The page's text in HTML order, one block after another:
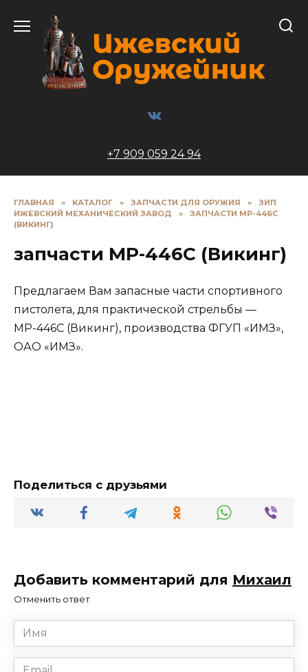
содержанию
+7 909 059 24 94
ГЛАВНАЯ » КАТАЛОГ » ЗАПЧАСТИ ДЛЯ ОРУЖИЯ »
ЗИП
ИЖЕВСКИЙ МЕХАНИЧЕСКИЙ ЗАВОД
»
ЗАПЧАСТИ МР-446С
(ВИКИНГ)
запчасти МР-446С (Викинг)
Предлагаем Вам запасные части спортивного
пистолета, для практической стрельбы —
МР-446С (Викинг), производства ФГУП «ИМЗ»,
ОАО «ИМЗ».
Поделиться с друзьями
Добавить комментарий для Михаил
Отменить ответ
Имя
*
Email